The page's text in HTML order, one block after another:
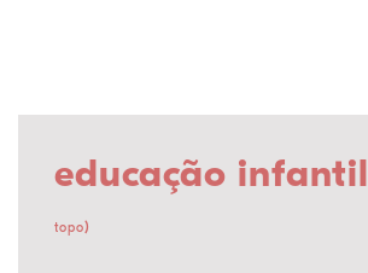
educação infantil
topo)